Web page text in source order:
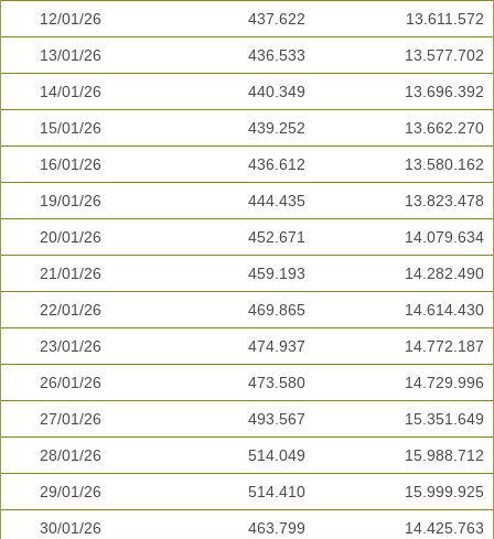
12/01/26 437.622 13.611.572
13/01/26 436.533 13.577.702
14/01/26 440.349 13.696.392
15/01/26 439.252 13.662.270
16/01/26 436.612 13.580.162
19/01/26 444.435 13.823.478
20/01/26 452.671 14.079.634
21/01/26 459.193 14.282.490
22/01/26 469.865 14.614.430
23/01/26 474.937 14.772.187
26/01/26 473.580 14.729.996
27/01/26 493.567 15.351.649
28/01/26 514.049 15.988.712
29/01/26 514.410 15.999.925
30/01/26 463.799 14.425.763